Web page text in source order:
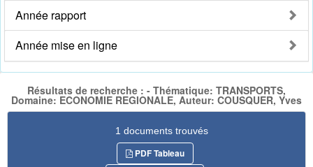
Année rapport
Année mise en ligne
Résultats de recherche : - Thématique: TRANSPORTS,
Domaine: ECONOMIE REGIONALE, Auteur: COUSQUER, Yves
1 documents trouvés
PDF Tableau